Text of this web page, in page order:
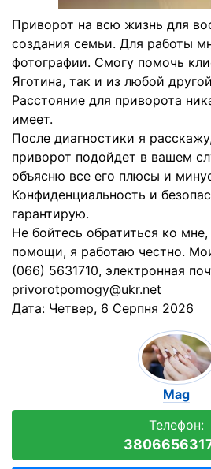
Приворот на всю жизнь для
создания семьи. Для работы
фотографии. Смогу помочь
Яготина, так и из любой
Расстояние для приворота
имеет.
После диагностики я
приворот подойдет в вашем
объясню все его плюсы и
Конфиденциальность и
гарантирую.
Не бойтесь обратиться ко
помощи, я работаю честно.
(066) 5631710, электронная
privorotpomogy@ukr.net
Дата: Четвер, 6 Серпня 2026
Mag
Телефон: